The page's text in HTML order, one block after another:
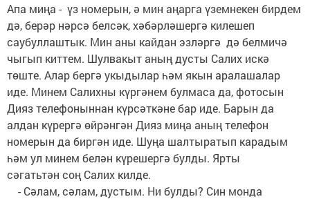
Апа миңа - үз номерын, ә мин аңарга үземнекен бирдем
дә, берәр нәрсә белсәк, хәбәрләшергә килешеп
саубуллаштык. Мин аны кайдан эзләргә дә белмичә
чыгып киттем. Шулвакыт аның дусты Салих искә
төште. Алар бергә укыдылар һәм якын аралашалар
иде. Минем Салихны күргәнем булмаса да, фотосын
Дияз телефоныннан күрсәткәне бар иде. Барын да
алдан күрергә өйрәнгән Дияз миңа аның телефон
номерын да биргән иде. Шуңа шалтыратып карадым
һәм ул минем белән күрешергә булды. Ярты
сәгатьтән соң Салих килде.
- Сәлам, сәлам, дустым. Ни булды? Син монда